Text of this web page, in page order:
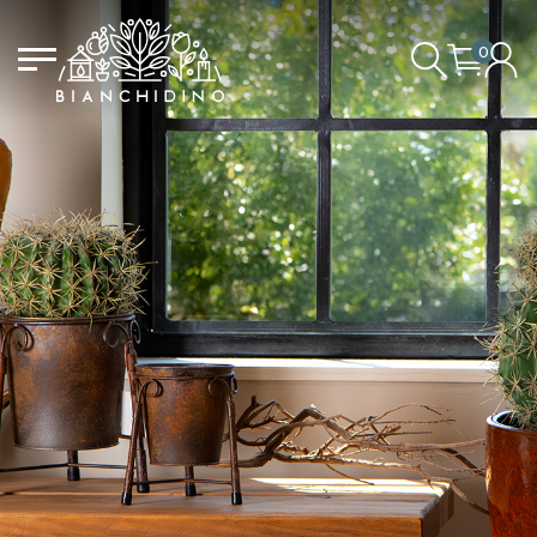
0
DER EINKAUFSWAGEN IST
LEER
LOGIN/REGISTRIEREN